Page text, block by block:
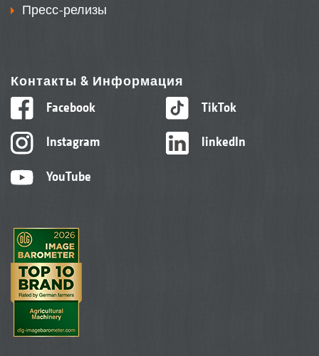
Пресс-релизы
Контакты & Информация
Facebook
Instagram
YouTube
TikTok
linkedIn